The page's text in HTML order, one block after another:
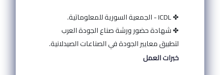
✤ ICDL - الجمعية السورية للمعلوماتية.
✤ شهادة حضور ورشة صناع الجودة العرب
لتطبيق معايير الجودة في الصناعات الصيدلانية.
خبرات العمل